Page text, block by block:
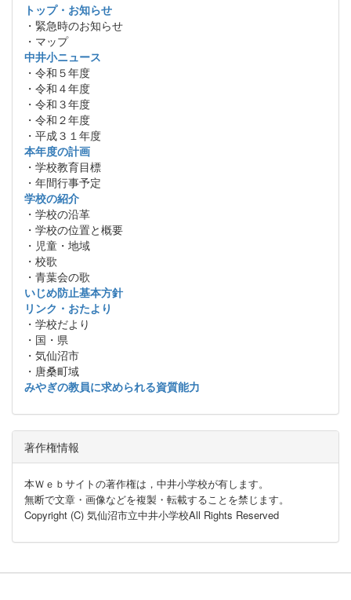
トップ・お知らせ
・緊急時のお知らせ
・マップ
中井小ニュース
・令和５年度
・令和４年度
・令和３年度
・令和２年度
・平成３１年度
本年度の計画
・学校教育目標
・年間行事予定
学校の紹介
・学校の沿革
・学校の位置と概要
・児童・地域
・校歌
・青葉会の歌
いじめ防止基本方針
リンク・おたより
・学校だより
・国・県
・気仙沼市
・唐桑町域
みやぎの教員に求められる資質能力
著作権情報
本Ｗｅｂサイトの著作権は，中井小学校が有します。
無断で文章・画像などを複製・転載することを禁じます。
Copyright (C) 気仙沼市立中井小学校All Rights Reserved